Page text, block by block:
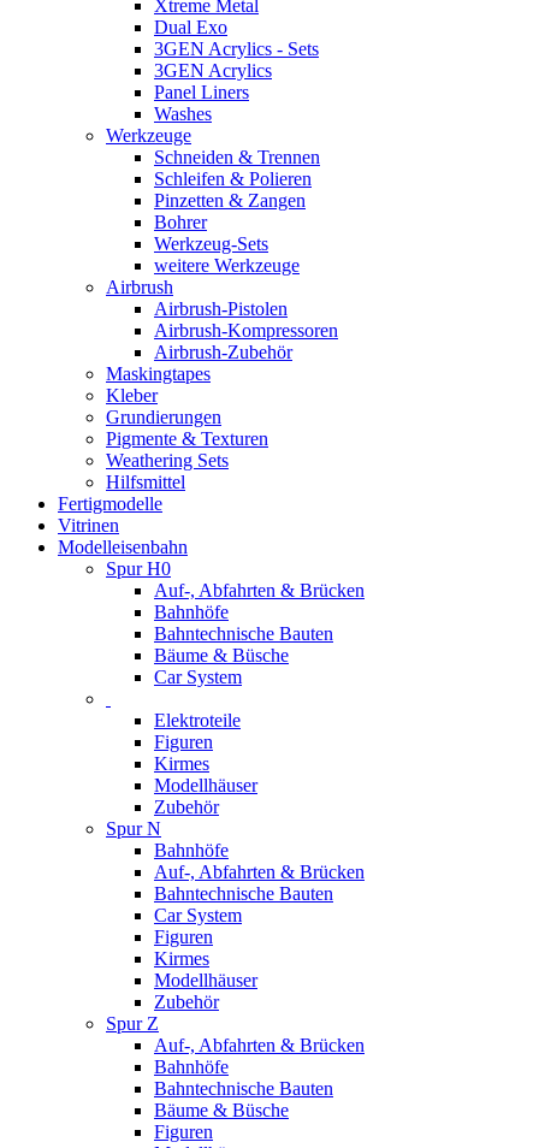
Xtreme Metal
Dual Exo
3GEN Acrylics - Sets
3GEN Acrylics
Panel Liners
Washes
Werkzeuge
Schneiden & Trennen
Schleifen & Polieren
Pinzetten & Zangen
Bohrer
Werkzeug-Sets
weitere Werkzeuge
Airbrush
Airbrush-Pistolen
Airbrush-Kompressoren
Airbrush-Zubehör
Maskingtapes
Kleber
Grundierungen
Pigmente & Texturen
Weathering Sets
Hilfsmittel
Fertigmodelle
Vitrinen
Modelleisenbahn
Spur H0
Auf-, Abfahrten & Brücken
Bahnhöfe
Bahntechnische Bauten
Bäume & Büsche
Car System
Elektroteile
Figuren
Kirmes
Modellhäuser
Zubehör
Spur N
Bahnhöfe
Auf-, Abfahrten & Brücken
Bahntechnische Bauten
Car System
Figuren
Kirmes
Modellhäuser
Zubehör
Spur Z
Auf-, Abfahrten & Brücken
Bahnhöfe
Bahntechnische Bauten
Bäume & Büsche
Figuren